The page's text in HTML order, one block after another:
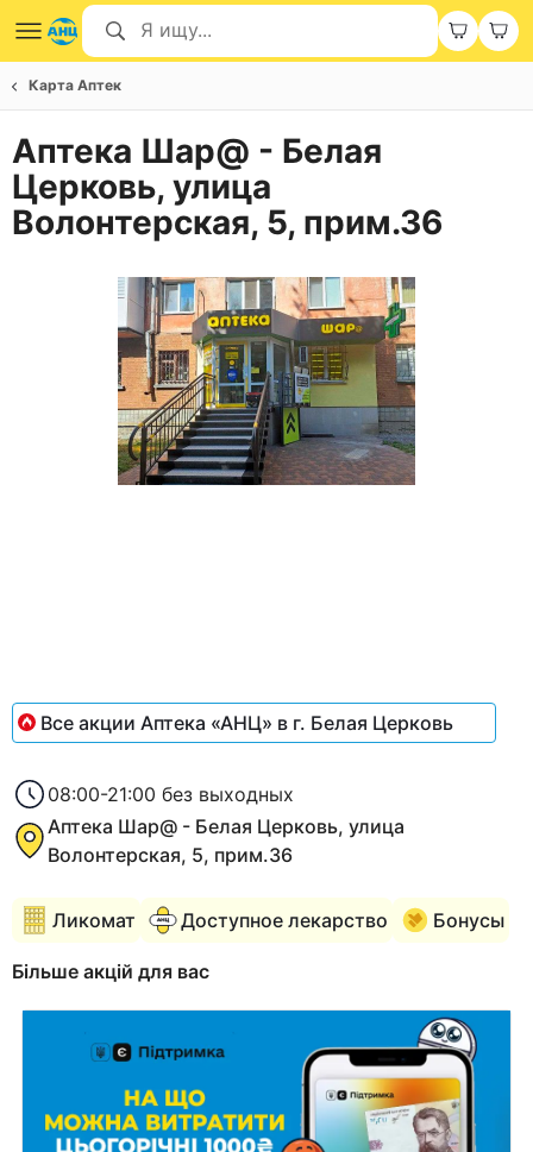
Карта Аптек
Аптека Шар@ - Белая
Церковь, улица
Волонтерская, 5, прим.36
Все акции Аптека «АНЦ» в г. Белая Церковь
08:00-21:00 без выходных
Аптека Шар@ - Белая Церковь, улица
Волонтерская, 5, прим.36
Ликомат Доступное лекарство Бонусы
Більше акцій для вас